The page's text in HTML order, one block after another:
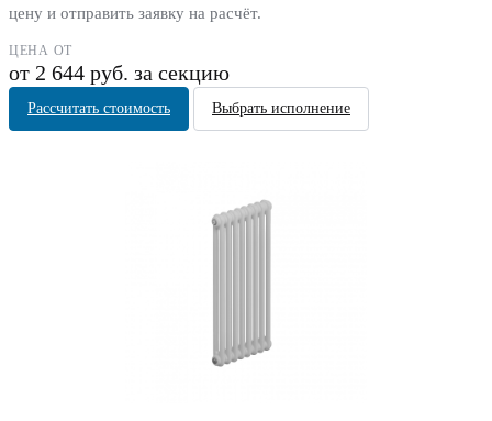
цену и отправить заявку на расчёт.
ЦЕНА ОТ
от 2 644 руб. за секцию
Рассчитать стоимость Выбрать исполнение